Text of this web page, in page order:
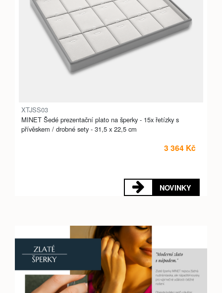
XTJSS03
MINET Šedé prezentační plato na šperky - 15x řetízky s
přívěskem / drobné sety - 31,5 x 22,5 cm
3 364 Kč
NOVINKY